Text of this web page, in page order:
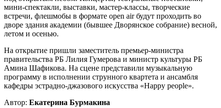
мини-спектакли, выставки, мастер-классы, творческие
встречи, флешмобы в формате open air будут проходить во
дворе здания академии (бывшее Дворянское собрание) весной,
летом и осенью.
На открытие пришли заместитель премьер-министра
правительства РБ Лилия Гумерова и министр культуры РБ
Амина Шафикова. На сцене представили музыкальную
программу в исполнении струнного квартета и ансамбля
кафедры эстрадно-джазового искусства «Happy people».
Автор: Екатерина Бурмакина